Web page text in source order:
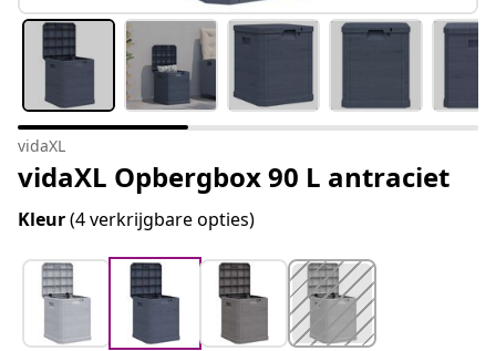
vidaXL
vidaXL Opbergbox 90 L antraciet
Kleur(4 verkrijgbare opties)